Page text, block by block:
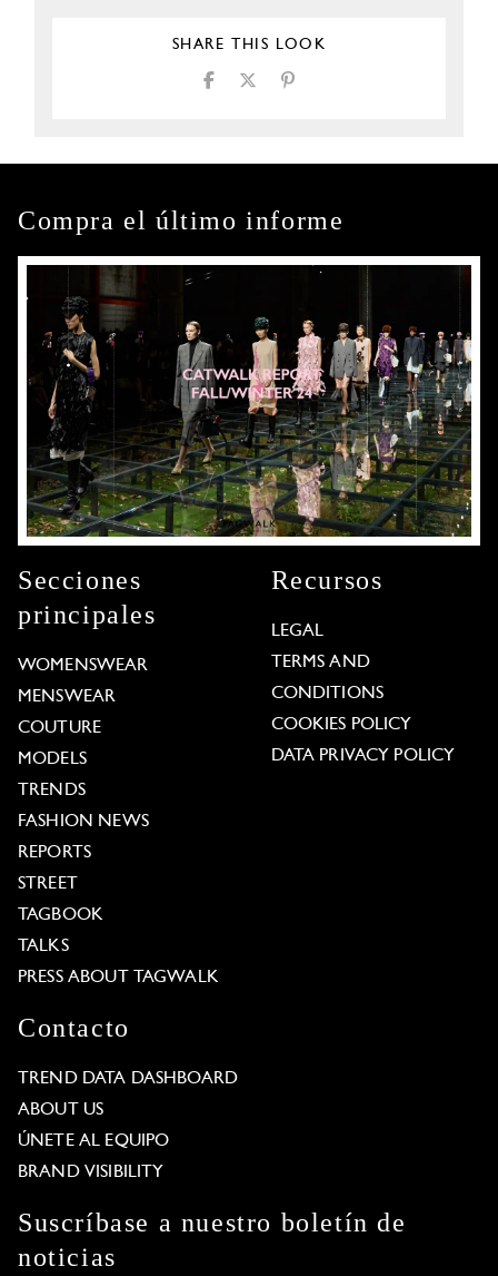
SHARE THIS LOOK
Compra el último informe
Secciones
principales
WOMENSWEAR
MENSWEAR
COUTURE
MODELS
TRENDS
FASHION NEWS
REPORTS
STREET
TAGBOOK
TALKS
PRESS ABOUT TAGWALK
Recursos
LEGAL
TERMS AND
CONDITIONS
COOKIES POLICY
DATA PRIVACY POLICY
Contacto
TREND DATA DASHBOARD
ABOUT US
ÚNETE AL EQUIPO
BRAND VISIBILITY
Suscríbase a nuestro boletín de
noticias